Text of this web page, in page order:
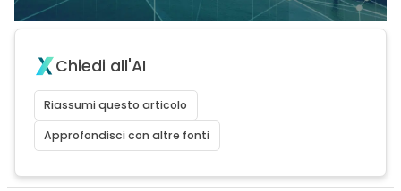
Chiedi all'AI
Riassumi questo articolo
Approfondisci con altre fonti